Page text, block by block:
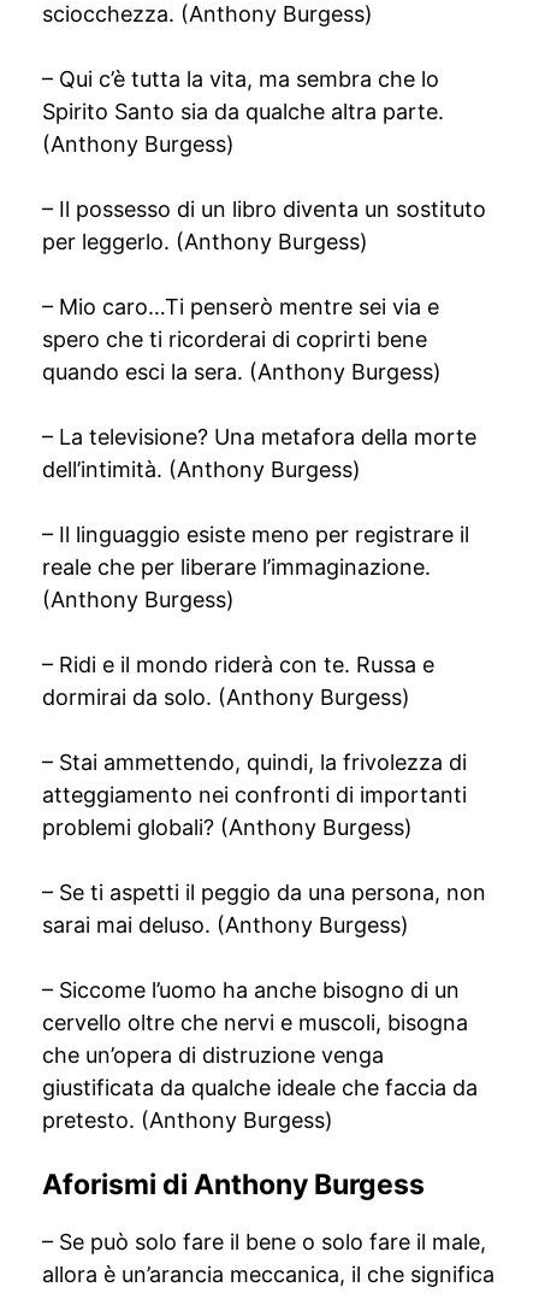
sciocchezza. (Anthony Burgess)
– Qui c’è tutta la vita, ma sembra che lo
Spirito Santo sia da qualche altra parte.
(Anthony Burgess)
– Il possesso di un libro diventa un sostituto
per leggerlo. (Anthony Burgess)
– Mio caro…Ti penserò mentre sei via e
spero che ti ricorderai di coprirti bene
quando esci la sera. (Anthony Burgess)
– La televisione? Una metafora della morte
dell’intimità. (Anthony Burgess)
– Il linguaggio esiste meno per registrare il
reale che per liberare l’immaginazione.
(Anthony Burgess)
– Ridi e il mondo riderà con te. Russa e
dormirai da solo. (Anthony Burgess)
– Stai ammettendo, quindi, la frivolezza di
atteggiamento nei confronti di importanti
problemi globali? (Anthony Burgess)
– Se ti aspetti il ​​peggio da una persona, non
sarai mai deluso. (Anthony Burgess)
– Siccome l’uomo ha anche bisogno di un
cervello oltre che nervi e muscoli, bisogna
che un’opera di distruzione venga
giustificata da qualche ideale che faccia da
pretesto. (Anthony Burgess)
Aforismi di Anthony Burgess
– Se può solo fare il bene o solo fare il male,
allora è un’arancia meccanica, il che significa